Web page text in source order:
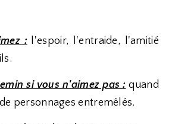
:l'espoir, l'entraide, l'amitié
si vous n'aimez pas : quand
personnages entremêlés.